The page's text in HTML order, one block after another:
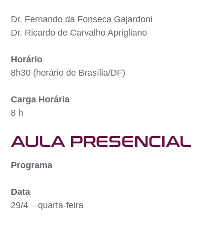
Dr. Fernando da Fonseca Gajardoni
Dr. Ricardo de Carvalho Aprigliano
Horário
8h30 (horário de Brasília/DF)
Carga Horária
8 h
AULA PRESENCIAL
Programa
Data
29/4 – quarta-feira